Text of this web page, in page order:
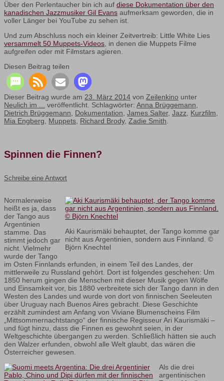
Über den Perlentaucher bin ich auf diese Dokumentation über den
kanadischen Jazzmusiker Gil Evans aufmerksam geworden, die in
voller Länger bei YouTube zu sehen ist.
Und zum Abschluss noch ein kleiner Zeitvertreib: Little White Lies
versammelt 50 Muppets-Videos, in denen die Muppets Filme
aufgreifen oder mit Filmstars agieren.
Diesen Beitrag teilen
Dieser Beitrag wurde am 23. März 2014 von Zeilenkino unter
Neulich im ... veröffentlicht. Schlagwörter: Anna Brüggemann,
Dietrich Brüggemann, Dokumentation, James Salter, Jazz, Kurzfilm,
Mia Engberg, Muppets, Richard Brody, Zadie Smith.
Spinnen die Finnen?
Schreibe eine Antwort
Aki Kaurismäki behauptet, der Tango komme gar
nicht aus Argentinien, sondern aus Finnland. ©
Björn Knechtel
Normalerweise
heißt es ja, dass
der Tango aus
Argentinien
stamme. Das
stimmt jedoch gar
nicht. Vielmehr
wurde der Tango
im Osten Finnlands erfunden, in einem Teil des Landes, der
mittlerweile zu Russland gehört. Dort ist folgendes geschehen: Um
1850 herum gingen die Menschen mit dieser Musik gegen Wölfe
und Einsamkeit vor, bis 1880 verbreitete sich der Tango dann in den
Westen des Landes und wurde von dort von finnischen Seeleuten
über Uruguay nach Buenos Aires gebracht. Diese Geschichte
erzählt zumindest am Anfang von Viviane Blumenscheins Film
„Mittsommernachtstango“ der finnische Regisseur Ari Kaurismäki –
und fügt hinzu, dass die Finnen es gewohnt seien, in der
Weltgeschichte übergangen zu werden. Schließlich hätten sie auch
den Walzer erfunden, obwohl alle Welt glaubt, das wären die
Österreicher gewesen.
Als die drei
argentinischen